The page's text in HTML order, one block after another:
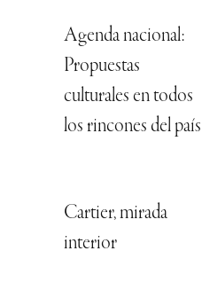
Agenda nacional:
Propuestas
culturales en todos
los rincones del país
Cartier, mirada
interior